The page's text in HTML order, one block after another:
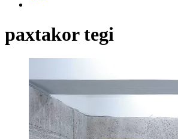
paxtakor tegi